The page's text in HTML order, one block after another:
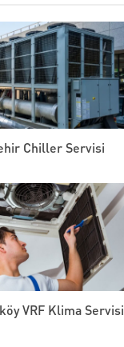
Chiller Servisi
VRF Klima Servisi